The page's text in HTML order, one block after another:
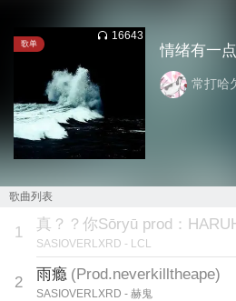
歌单
16643
情绪有一
常打哈
歌曲列表
1 真？？你Sōryū prod：
SASIOVERLXRD - LCL
2 雨瘾 (Prod.neverkilltheape)
SASIOVERLXRD - 赫鬼